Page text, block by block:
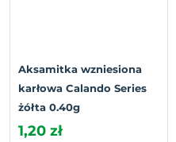
Aksamitka wzniesiona
karłowa Calando Series
żółta 0.40g
1,20 zł